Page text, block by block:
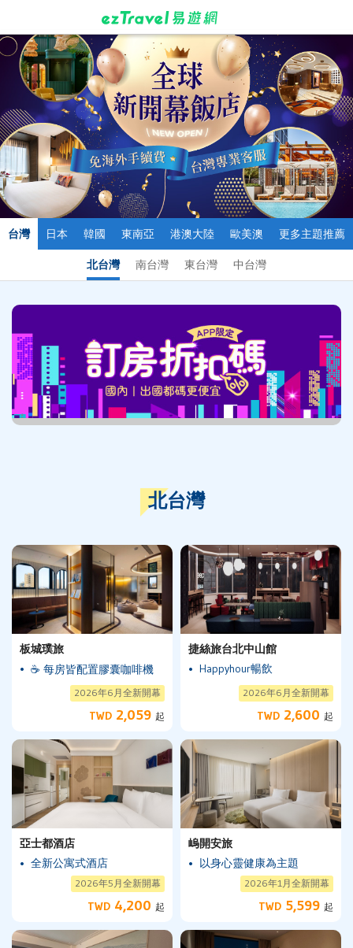
台灣 日本 韓國 東南亞 港澳大陸 歐美澳 更多主題推薦
北台灣 南台灣 東台灣 中台灣
北台灣
板城璞旅
☕ 每房皆配置膠囊咖啡機
2026年6月全新開幕
TWD 2,059 起
捷絲旅台北中山館
Happyhour暢飲
2026年6月全新開幕
TWD 2,600 起
亞士都酒店
全新公寓式酒店
2026年5月全新開幕
TWD 4,200 起
嵨開安旅
以身心靈健康為主題
2026年1月全新開幕
TWD 5,599 起